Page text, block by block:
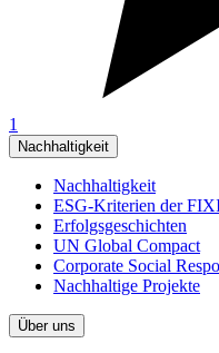
1
Nachhaltigkeit
Nachhaltigkeit
ESG-Kriterien der
Erfolgsgeschichten
UN Global Compact
Corporate Social
Nachhaltige Projekte
Über uns